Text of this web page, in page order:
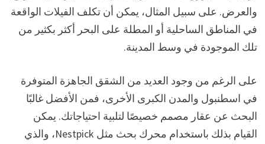
والعرض. على سبيل المثال، يمكن أن تكلف الفيلات الواقعة
في المناطق الساحلية أو المطلة على البحر أكثر بكثير من
تلك الموجودة في وسط المدينة.
على الرغم من وجود العديد من الشقق الجاهزة المتوفرة
في اسطنبول والمدن الكبرى الأخرى، فمن الأفضل غالبًا
البحث عن عقار مصمم خصيصًا لتلبية احتياجاتك. يمكن
القيام بذلك باستخدام محرك بحث مثل Nestpick، والذي